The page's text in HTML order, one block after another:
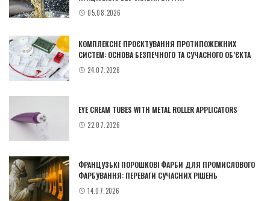
05.08.2026
КОМПЛЕКСНЕ ПРОЄКТУВАННЯ ПРОТИПОЖЕЖНИХ
СИСТЕМ: ОСНОВА БЕЗПЕЧНОГО ТА СУЧАСНОГО ОБ’ЄКТА
24.07.2026
EYE CREAM TUBES WITH METAL ROLLER APPLICATORS
22.07.2026
ФРАНЦУЗЬКІ ПОРОШКОВІ ФАРБИ ДЛЯ ПРОМИСЛОВОГО
ФАРБУВАННЯ: ПЕРЕВАГИ СУЧАСНИХ РІШЕНЬ
14.07.2026